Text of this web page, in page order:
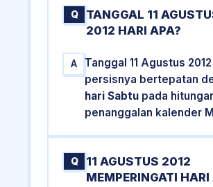
Q
TANGGAL 11
2012 HARI APA?
A
Tanggal 11 Agustus 2012
persisnya bertepatan
hari Sabtu pada
penanggalan kalender
Q
11 AGUSTUS 2012
MEMPERINGATI HARI